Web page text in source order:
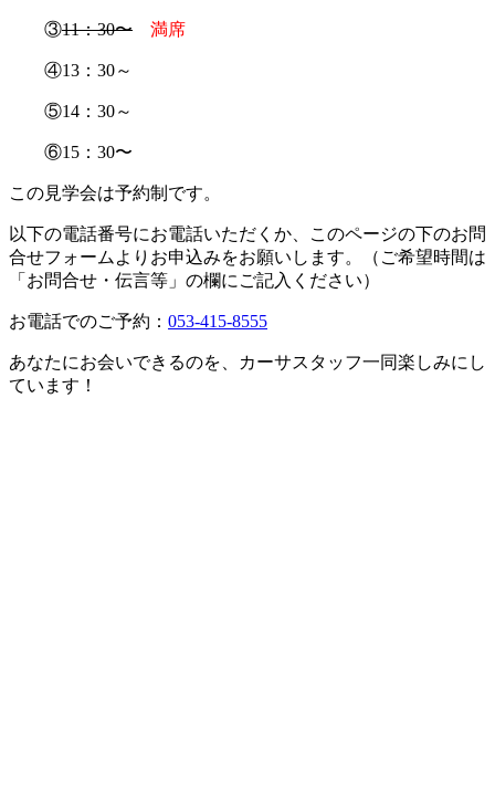
③11：30〜 満席
④13：30～
⑤14：30～
⑥15：30〜
この見学会は予約制です。
以下の電話番号にお電話いただくか、このページの下のお問
合せフォームよりお申込みをお願いします。（ご希望時間は
「お問合せ・伝言等」の欄にご記入ください）
お電話でのご予約： 053-415-8555
あなたにお会いできるのを、カーサスタッフ一同楽しみにし
ています！